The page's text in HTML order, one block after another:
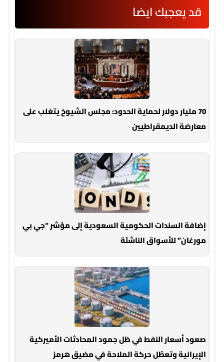
قد يعجبك ايضا
70 مليار دولار لحماية الحدود: مجلس الشيوخ يتغلب على
معارضة الديمقراطيين
إضافة السندات الحكومية السعودية إلى مؤشر “جي بي
مورغان” للأسواق الناشئة
صعود أسعار النفط في ظل جمود المحادثات الأميركية
الإيرانية وتعطّل حركة الملاحة في مضيق هرمز